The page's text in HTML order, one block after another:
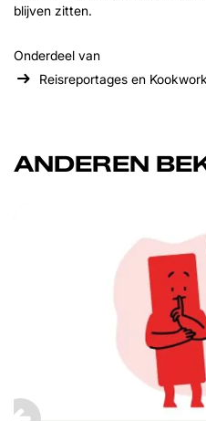
blijven zitten.
Onderdeel van
Reisreportages en
ANDEREN